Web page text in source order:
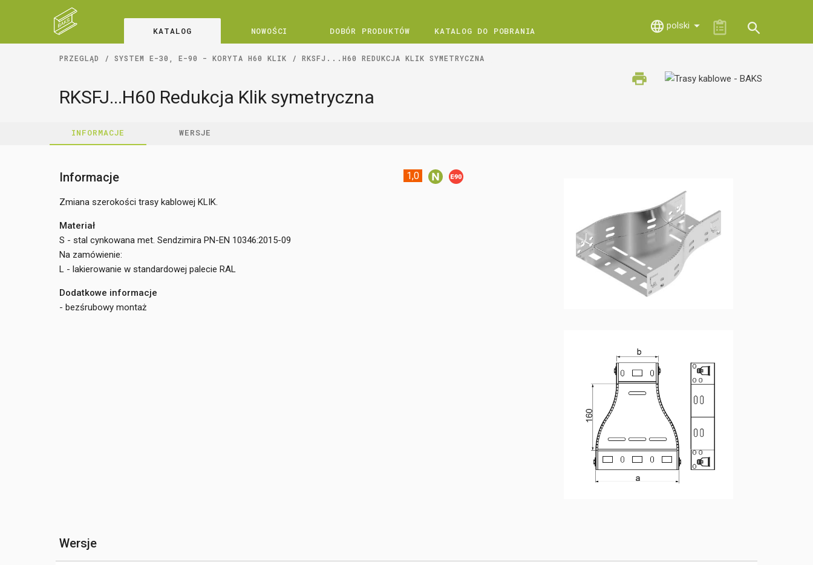
KATALOG NOWOŚCI DOBÓR PRODUKTÓW KATALOG DO POBRANIA polski
PRZEGLĄD SYSTEM E-30, E-90 - KORYTA H60 KLIK RKSFJ...H60 REDUKCJA KLIK SYMETRYCZNA
RKSFJ...H60 Redukcja Klik symetryczna
INFORMACJE WERSJE
1,0
Informacje
Zmiana szerokości trasy kablowej KLIK.
Materiał
S - stal cynkowana met. Sendzimira PN-EN 10346:2015-09
Na zamówienie:
L - lakierowanie w standardowej palecie RAL
Dodatkowe informacje
- bezśrubowy montaż
Wersje